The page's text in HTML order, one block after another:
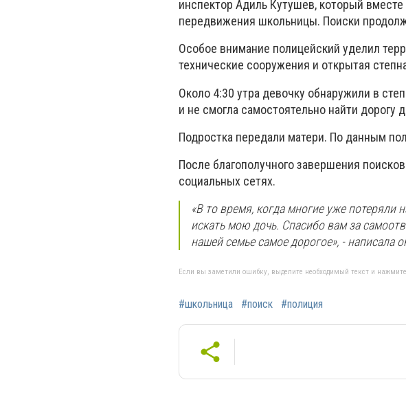
инспектор Адиль Кутушев, который
передвижения школьницы. Поиски
Особое внимание полицейский уделил
технические сооружения и открытая
Около 4:30 утра девочку обнаружили в
и не смогла самостоятельно найти дорогу
Подростка передали матери. По данным
После благополучного завершения
социальных сетях.
«В то время, когда многие уже
искать мою дочь. Спасибо вам за
нашей семье самое дорогое», - написала
Если вы заметили ошибку, выделите необходимый текст и
#школьница #поиск #полиция